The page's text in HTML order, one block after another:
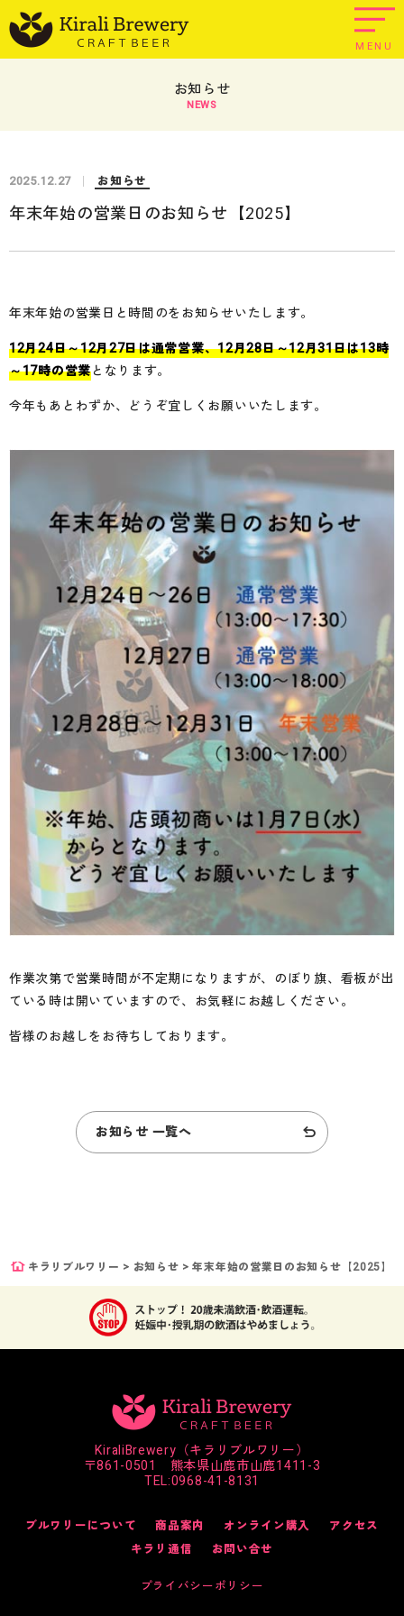
MENU
お知らせ
NEWS
2025.12.27 お知らせ
年末年始の営業日のお知らせ【2025】
年末年始の営業日と時間のをお知らせいたします。
12月24日～12月27日は通常営業、12月28日～12月31日は13時
～17時の営業となります。
今年もあとわずか、どうぞ宜しくお願いいたします。
作業次第で営業時間が不定期になりますが、のぼり旗、看板が出
ている時は開いていますので、お気軽にお越しください。
皆様のお越しをお待ちしております。
お知らせ 一覧へ
キラリブルワリー > お知らせ >年末年始の営業日のお知らせ【2025】
KiraliBrewery（キラリブルワリー）
〒861-0501 熊本県山鹿市山鹿1411-3
TEL:0968-41-8131
ブルワリーについて 商品案内 オンライン購入
アクセス
キラリ通信
お問い合せ
プライバシーポリシー